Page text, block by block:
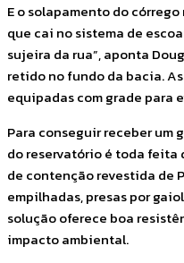
E o solapamento do
que cai no sistema de
sujeira da rua”, aponta
retido no fundo da bacia.
equipadas com grade para
Para conseguir receber um
do reservatório é toda feita
de contenção revestida de
empilhadas, presas por
solução oferece boa
impacto ambiental.